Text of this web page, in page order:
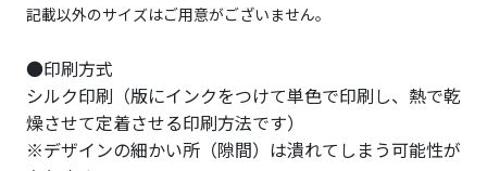
記載以外のサイズはご用意がございません。
●印刷方式
シルク印刷（版にインクをつけて単色で印刷し、熱で乾
燥させて定着させる印刷方法です）
※デザインの細かい所（隙間）は潰れてしまう可能性が